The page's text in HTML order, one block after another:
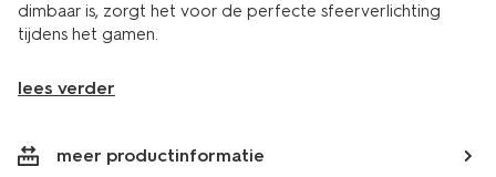
dimbaar is, zorgt het voor de perfecte sfeerverlichting
tijdens het gamen.
lees verder
meer productinformatie